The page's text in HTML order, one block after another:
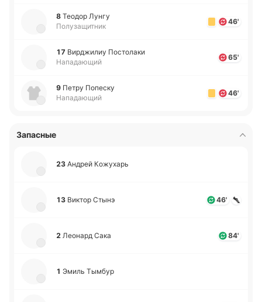
8 Теодор Лунгу
Полузащитник
46'
17 Ви­рджи­лиу По­сто­ла­ки
Нападающий
65'
9 Петру По­пе­ску
Нападающий
46'
Запасные
23 Андрей Ко­жу­харь
13 Виктор Стынэ 46'
2 Лео­нард Сака 84'
1 Эмиль Тымбур